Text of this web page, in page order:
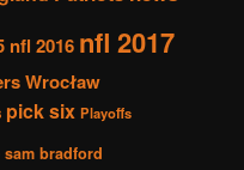
nfl 2016 nfl 2017
Wrocław
pick six Playoffs
sam bradford